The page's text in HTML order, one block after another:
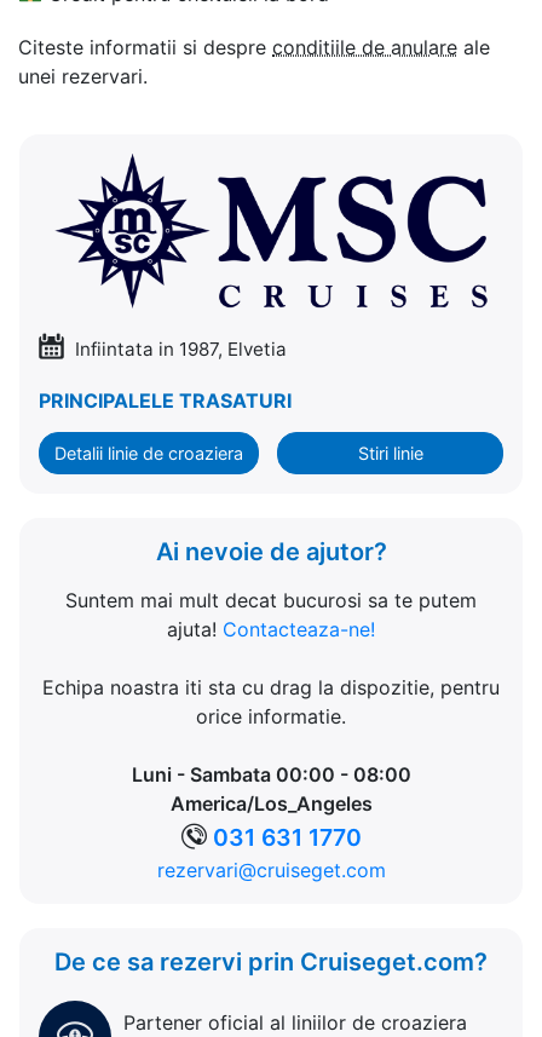
Citeste informatii si despre conditiile de anulare ale
unei rezervari.
Infiintata in 1987, Elvetia
PRINCIPALELE TRASATURI
Detalii linie de croaziera Stiri linie
Ai nevoie de ajutor?
Suntem mai mult decat bucurosi sa te putem
ajuta! Contacteaza-ne!
Echipa noastra iti sta cu drag la dispozitie, pentru
orice informatie.
Luni - Sambata 00:00 - 08:00
America/Los_Angeles
031 631 1770
rezervari@cruiseget.com
De ce sa rezervi prin Cruiseget.com?
Partener oficial al liniilor de croaziera